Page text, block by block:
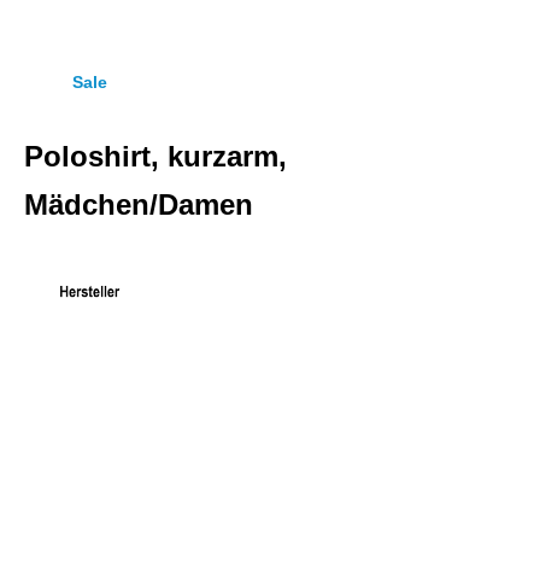
Sale
Poloshirt, kurzarm,
Mädchen/Damen